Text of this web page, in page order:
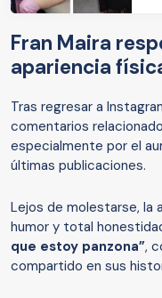
Fran Maira
apariencia
Tras regresar a
comentarios
especialmente por el
últimas publicaciones.
Lejos de molestarse, la
humor y total
que estoy panzona”,
compartido en sus